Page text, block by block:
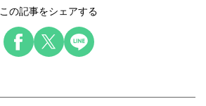
この記事をシェアする